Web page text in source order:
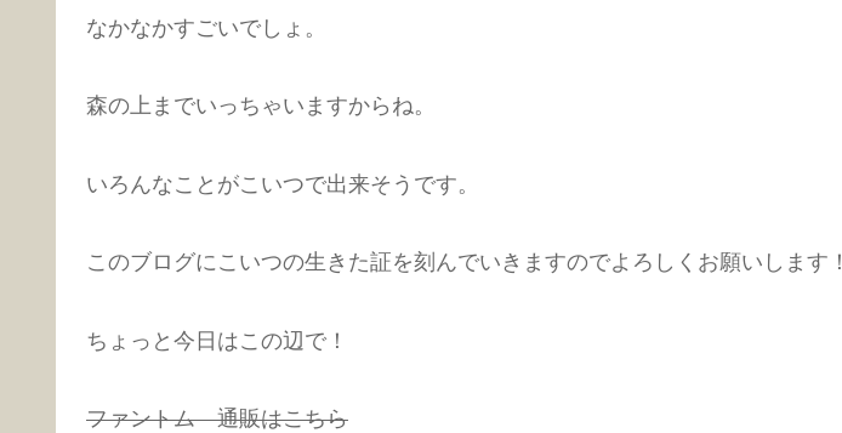
なかなかすごいでしょ。
森の上までいっちゃいますからね。
いろんなことがこいつで出来そうです。
このブログにこいつの生きた証を刻んでいきますのでよろしくお願いします！
ちょっと今日はこの辺で！
ファントム 通販はこちら